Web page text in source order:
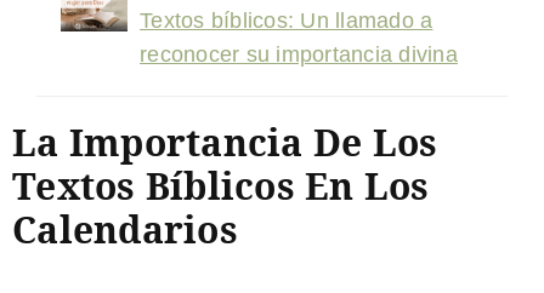
Textos bíblicos: Un llamado a
reconocer su importancia divina
La Importancia De Los
Textos Bíblicos En Los
Calendarios